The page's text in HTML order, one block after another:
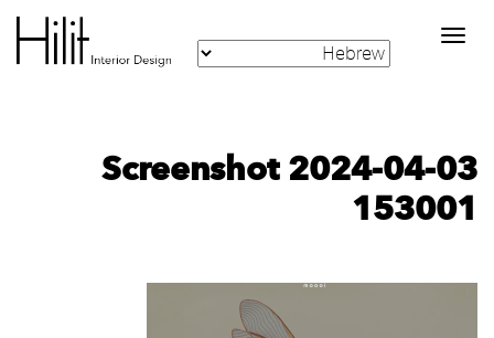
Toggle
navigation
Screenshot 2024-04-03
153001